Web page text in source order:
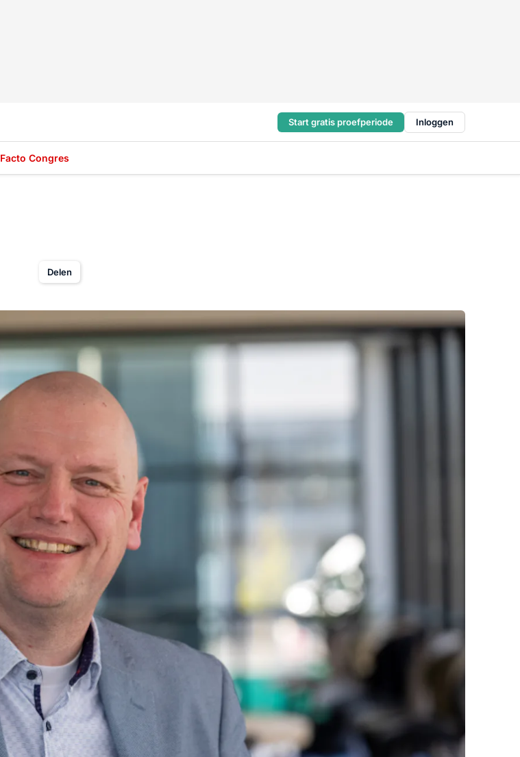
Start gratis proefperiode Inloggen
Facto Congres
Delen